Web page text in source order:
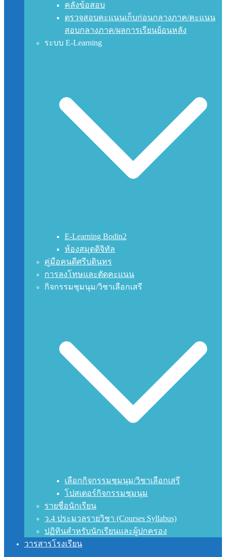
คลังข้อสอบ
ตรวจสอบคะแนนเก็บก่อนกลางภาค/คะแนน
สอบกลางภาค/ผลการเรียนย้อนหลัง
ระบบ E-Learning
E-Learning Bodin2
ห้องสมุดดิจิทัล
คู่มือคนดีศรีบดินทร
การลงโทษและตัดคะแนน
กิจกรรมชุมนุม/วิชาเลือกเสรี
เลือกกิจกรรมชุมนุม/วิชาเลือกเสรี
โปสเตอร์กิจกรรมชุมนุม
รายชื่อนักเรียน
ว.4 ประมวลรายวิชา (Courses Syllabus)
ปฏิทินสำหรับนักเรียนและผู้ปกครอง
วารสารโรงเรียน